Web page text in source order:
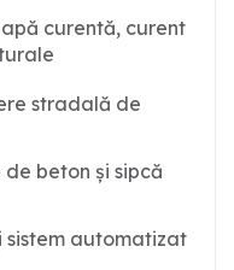
curentă, curent
stradală de
beton și sipcă
sistem automatizat